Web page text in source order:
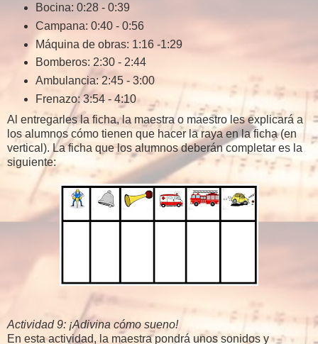
Bocina: 0:28 - 0:39
Campana: 0:40 - 0:56
Máquina de obras: 1:16 -1:29
Bomberos: 2:30 - 2:44
Ambulancia: 2:45 - 3:00
Frenazo: 3:54 - 4:10
Al entregarles la ficha, la maestra o maestro les explicará a
los alumnos cómo tienen que hacer la raya en la ficha (en
vertical). La ficha que los alumnos deberán completar es la
siguiente:
Actividad 9: ¡Adivina cómo sueno!
En esta actividad, la maestra pondrá unos sonidos y